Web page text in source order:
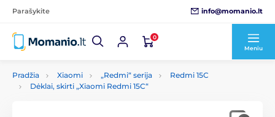
Parašykite info@momanio.lt
0
Meniu
Pradžia Xiaomi „Redmi“ serija
Redmi 15C
Dėklai, skirti „Xiaomi Redmi 15C“